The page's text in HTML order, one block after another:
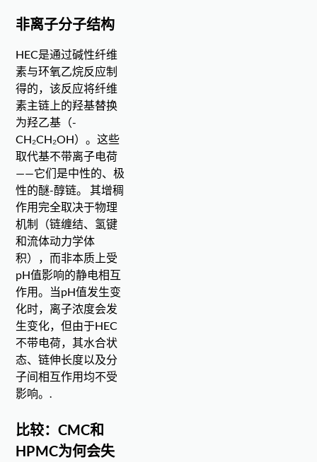
非离子分子结构
HEC是通过碱性纤维
素与环氧乙烷反应制
得的，该反应将纤维
素主链上的羟基替换
为羟乙基（-
CH₂CH₂OH）。这些
取代基不带离子电荷
——它们是中性的、极
性的醚-醇链。 其增稠
作用完全取决于物理
机制（链缠结、氢键
和流体动力学体
积），而非本质上受
pH值影响的静电相互
作用。当pH值发生变
化时，离子浓度会发
生变化，但由于HEC
不带电荷，其水合状
态、链伸长度以及分
子间相互作用均不受
影响。.
比较：CMC和
HPMC为何会失